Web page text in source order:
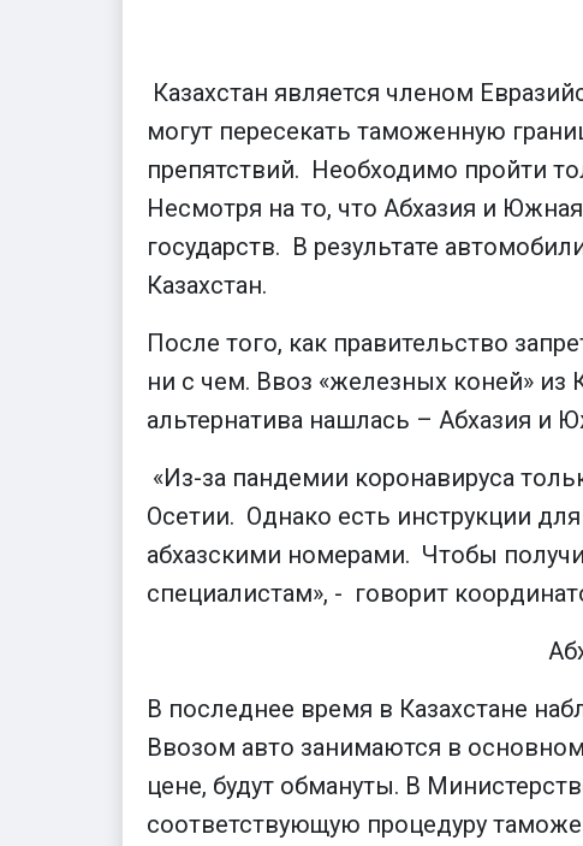
Казахстан является членом
могут пересекать таможенную
препятствий. Необходимо пройти
Несмотря на то, что Абхазия и
государств. В результате
Казахстан.
После того, как правительство
ни с чем. Ввоз «железных коней»
альтернатива нашлась – Абхазия и
«Из-за пандемии коронавируса
Осетии. Однако есть инструкции
абхазскими номерами. Чтобы
специалистам», - говорит
В последнее время в Казахстане
Ввозом авто занимаются в
цене, будут обмануты. В
соответствующую процедуру